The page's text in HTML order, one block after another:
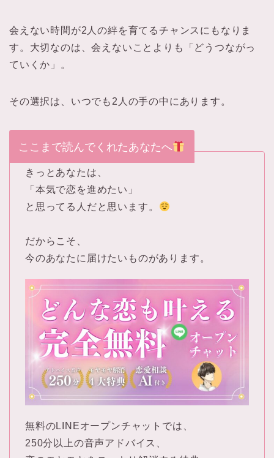
会えない時間が2人の絆を育てるチャンスにもなりま
す。大切なのは、会えないことよりも「どうつながっ
ていくか」。
その選択は、いつでも2人の手の中にあります。
ここまで読んでくれたあなたへ
きっとあなたは、
「本気で恋を進めたい」
と思ってる人だと思います。
だからこそ、
今のあなたに届けたいものがあります。
無料のLINEオープンチャットでは、
250分以上の音声アドバイス、